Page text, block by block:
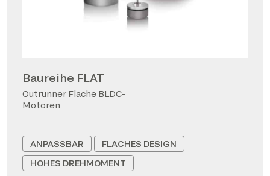
Baureihe FLAT
Outrunner Flache BLDC-
Motoren
ANPASSBAR
FLACHES DESIGN
HOHES DREHMOMENT